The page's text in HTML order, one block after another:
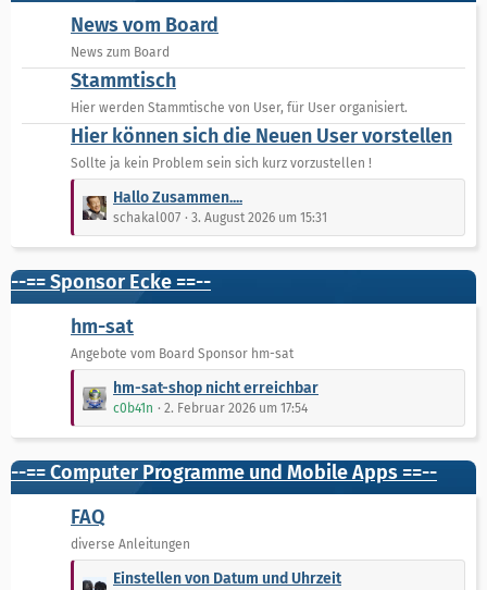
B
e
i
t
r
ä
g
e
News vom Board
News zum Board
Stammtisch
Hier werden Stammtische von User, für User organisiert.
Hier können sich die Neuen User vorstellen
Sollte ja kein Problem sein sich kurz vorzustellen !
t
z
t
B
e
i
ä
e
Hallo Zusammen....
schakal007 3. August 2026 um 15:31
--== Sponsor Ecke ==--
hm-sat
Angebote vom Board Sponsor hm-sat
t
z
t
B
e
i
hm-sat-shop nicht erreichbar
c0b41n 2. Februar 2026 um 17:54
--== Computer Programme und Mobile Apps ==--
FAQ
diverse Anleitungen
Einstellen von Datum und Uhrzeit